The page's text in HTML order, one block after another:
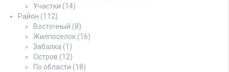
Участки (14)
Район (112)
Восточный (8)
Жилпоселок (16)
Забалка (1)
Остров (12)
По области (18)